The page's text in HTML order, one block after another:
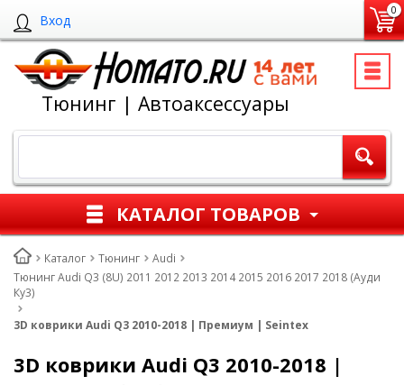
Вход
0
Тюнинг | Автоаксессуары
КАТАЛОГ ТОВАРОВ
Каталог Тюнинг
Audi
Тюнинг Audi Q3 (8U) 2011 2012 2013 2014 2015 2016 2017 2018 (Ауди
Ку3)
3D коврики Audi Q3 2010-2018 | Премиум | Seintex
3D коврики Audi Q3 2010-2018 |